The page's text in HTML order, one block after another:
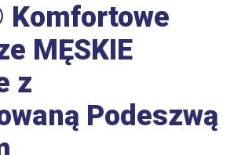
Komfortowe
MĘSKIE
z
Podeszwą